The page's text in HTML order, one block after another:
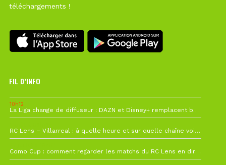
téléchargements !
FIL D’INFO
10h12
La Liga change de diffuseur : DAZN et Disney+ remplacent beIN Sports !
RC Lens – Villarreal : à quelle heure et sur quelle chaîne voir la finale de la Como Cup ?
Como Cup : comment regarder les matchs du RC Lens en direct ?